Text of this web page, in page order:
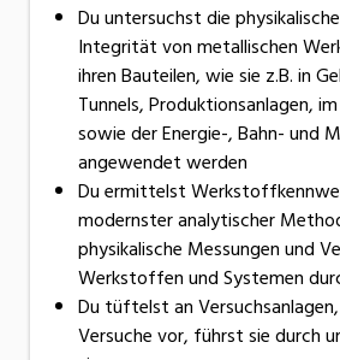
Du untersuchst die
Integrität von metallischen
ihren Bauteilen, wie sie z.B. in
Tunnels, Produktionsanlagen,
sowie der Energie-, Bahn- und
angewendet werden
Du ermittelst
modernster analytischer
physikalische Messungen und
Werkstoffen und Systemen
Du tüftelst an
Versuche vor, führst sie durch